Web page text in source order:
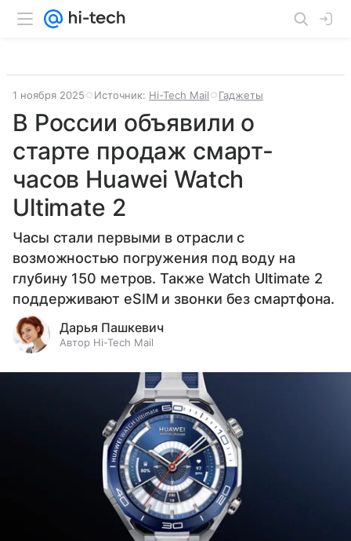
1 ноября 2025 Источник: Hi-Tech Mail Гаджеты
В России объявили о
старте продаж смарт-
часов Huawei Watch
Ultimate 2
Часы стали первыми в отрасли с
возможностью погружения под воду на
глубину 150 метров. Также Watch Ultimate 2
поддерживают eSIM и звонки без смартфона.
Дарья Пашкевич
Автор Hi-Tech Mail